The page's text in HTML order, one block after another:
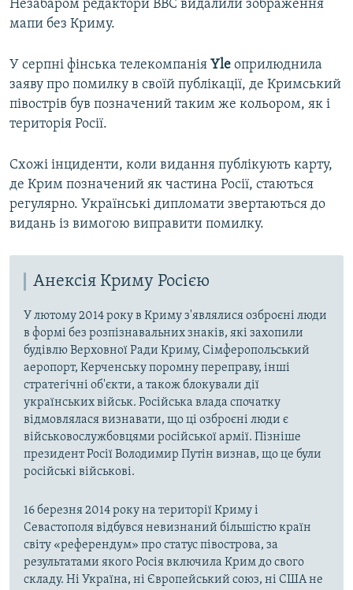
Незабаром редактори BBC видалили зображення
мапи без Криму.
У серпні фінська телекомпанія Yle оприлюднила
заяву про помилку в своїй публікації, де Кримський
півострів був позначений таким же кольором, як і
територія Росії.
Схожі інциденти, коли видання публікують карту,
де Крим позначений як частина Росії, стаються
регулярно. Українські дипломати звертаються до
видань із вимогою виправити помилку.
Анексія Криму Росією
У лютому 2014 року в Криму з'являлися озброєні люди
в формі без розпізнавальних знаків, які захопили
будівлю Верховної Ради Криму, Сімферопольський
аеропорт, Керченську поромну переправу, інші
стратегічні об'єкти, а також блокували дії
українських військ. Російська влада спочатку
відмовлялася визнавати, що ці озброєні люди є
військовослужбовцями російської армії. Пізніше
президент Росії Володимир Путін визнав, що це були
російські військові.
16 березня 2014 року на території Криму і
Севастополя відбувся невизнаний більшістю країн
світу «референдум» про статус півострова, за
результатами якого Росія включила Крим до свого
складу. Ні Україна, ні Європейський союз, ні США не